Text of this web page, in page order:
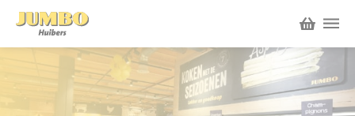
Winkels